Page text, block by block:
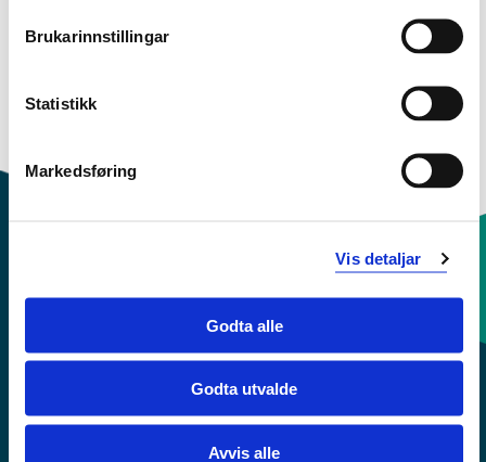
Brukarinnstillingar
Statistikk
Markedsføring
Vis detaljar
Godta alle
Godta utvalde
Avvis alle
Kull Hausten 2015
Kontaktinfo og opningstider
Sentralbord: 55 58 58 00
Krise- og beredskapsnummer